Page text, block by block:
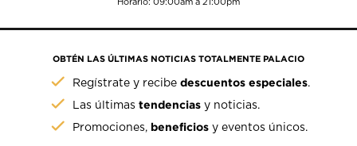
Horario: 09:00am a 21:00pm
OBTÉN LAS ÚLTIMAS NOTICIAS TOTALMENTE PALACIO
Regístrate y recibedescuentos especiales.
Las últimastendencias y noticias.
Promociones, beneficios y eventos únicos.